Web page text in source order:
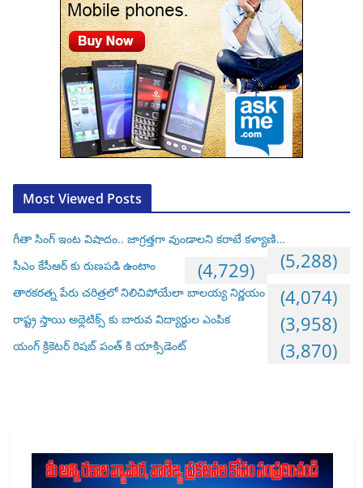
Most Viewed Posts
గీతా సింగ్ ఇంట విషాదం.. జాగ్రత్తగా వుండాలని కరాటే కళ్యాణి…
(5,288)
సీఎం కేసీఆర్ కు రుణపడి ఉంటాం (4,729)
తారకరత్న పేరు చరిత్రలో నిలిచిపోయేలా బాలయ్య నిర్ణయం (4,074)
రాష్ట్ర స్తాయి అథ్లెటిక్స్ కు బారువ విద్యార్దుల ఎంపిక (3,958)
యంగ్ క్రికెటర్ రిషబ్ పంత్ కి యాక్సిడెంట్ (3,870)